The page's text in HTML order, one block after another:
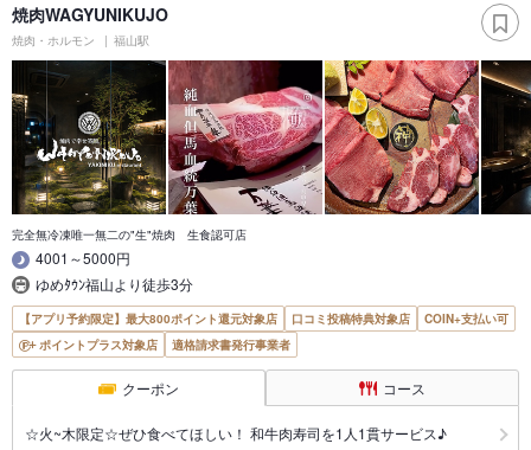
焼肉WAGYUNIKUJO
焼肉・ホルモン 福山駅
完全無冷凍唯一無二の"生"焼肉 生食認可店
4001～5000円
ゆめﾀｳﾝ福山より徒歩3分
【アプリ予約限定】最大800ポイント還元対象店 口コミ投稿特典対象店
COIN+支払い可
ポイントプラス対象店
適格請求書発行事業者
クーポン コース
☆火~木限定☆ぜひ食べてほしい！ 和牛肉寿司を1人1貫サービス♪